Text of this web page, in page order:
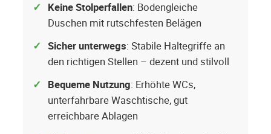
Keine Stolperfallen: Bodengleiche
Duschen mit rutschfesten Belägen
Sicher unterwegs: Stabile Haltegriffe an
den richtigen Stellen – dezent und stilvoll
Bequeme Nutzung: Erhöhte WCs,
unterfahrbare Waschtische, gut
erreichbare Ablagen